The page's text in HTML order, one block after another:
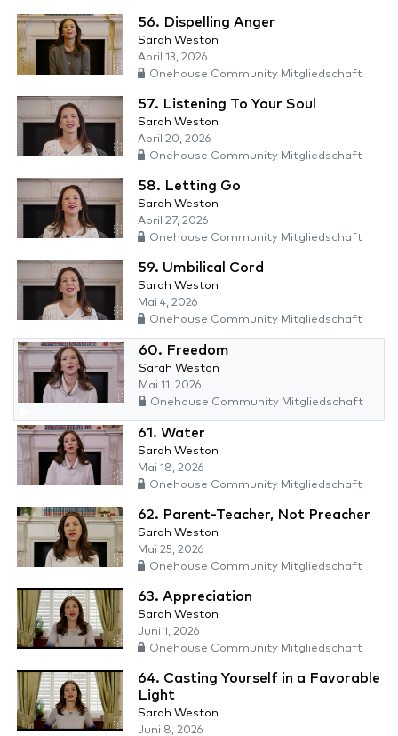
56. Dispelling Anger
Sarah Weston
April 13, 2026
Onehouse Community Mitgliedschaft
57. Listening To Your Soul
Sarah Weston
April 20, 2026
Onehouse Community Mitgliedschaft
58. Letting Go
Sarah Weston
April 27, 2026
Onehouse Community Mitgliedschaft
59. Umbilical Cord
Sarah Weston
Mai 4, 2026
Onehouse Community Mitgliedschaft
60. Freedom
Sarah Weston
Mai 11, 2026
Onehouse Community Mitgliedschaft
61. Water
Sarah Weston
Mai 18, 2026
Onehouse Community Mitgliedschaft
62. Parent-Teacher, Not Preacher
Sarah Weston
Mai 25, 2026
Onehouse Community Mitgliedschaft
63. Appreciation
Sarah Weston
Juni 1, 2026
Onehouse Community Mitgliedschaft
64. Casting Yourself in a Favorable
Light
Sarah Weston
Juni 8, 2026